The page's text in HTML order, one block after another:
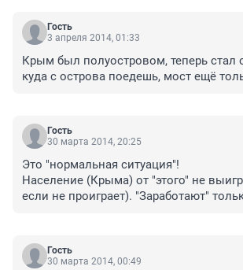
Гость
3 апреля 2014, 01:33
Крым был полуостровом, теперь стал
куда с острова поедешь, мост ещё
Гость
30 марта 2014, 20:25
Это "нормальная ситуация"!
Население (Крыма) от "этого" не
если не проиграет). "Заработают"
"статистика" по аварийности в
статистический "средний" уровень
Гость
30 марта 2014, 00:49